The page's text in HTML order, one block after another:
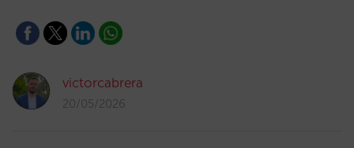
victorcabrera
20/05/2026